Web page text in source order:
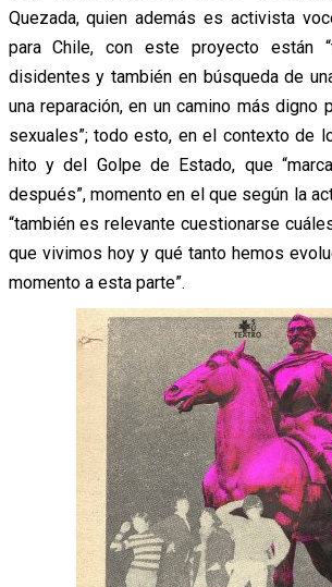
Quezada, quien además es activista
para Chile, con este proyecto están
disidentes y también en búsqueda de
una reparación, en un camino más digno
sexuales”; todo esto, en el contexto de
hito y del Golpe de Estado, que
después”, momento en el que según la
“también es relevante cuestionarse
que vivimos hoy y qué tanto hemos
momento a esta parte”.